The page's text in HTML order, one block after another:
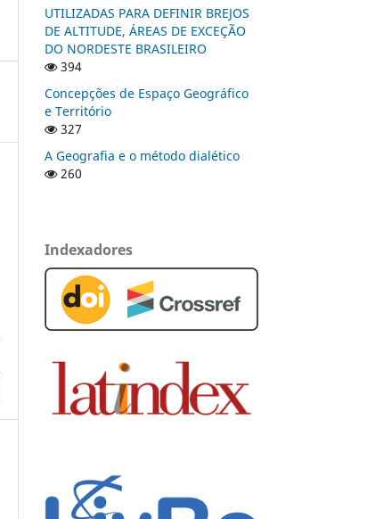
UTILIZADAS PARA DEFINIR BREJOS
DE ALTITUDE, ÁREAS DE EXCEÇÃO
DO NORDESTE BRASILEIRO
394
Concepções de Espaço Geográfico
e Território
327
A Geografia e o método dialético
260
Indexadores